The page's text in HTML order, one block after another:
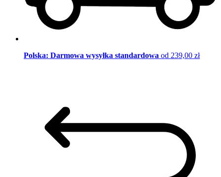
Polska: Darmowa wysyłka standardowa od 239,00 zł